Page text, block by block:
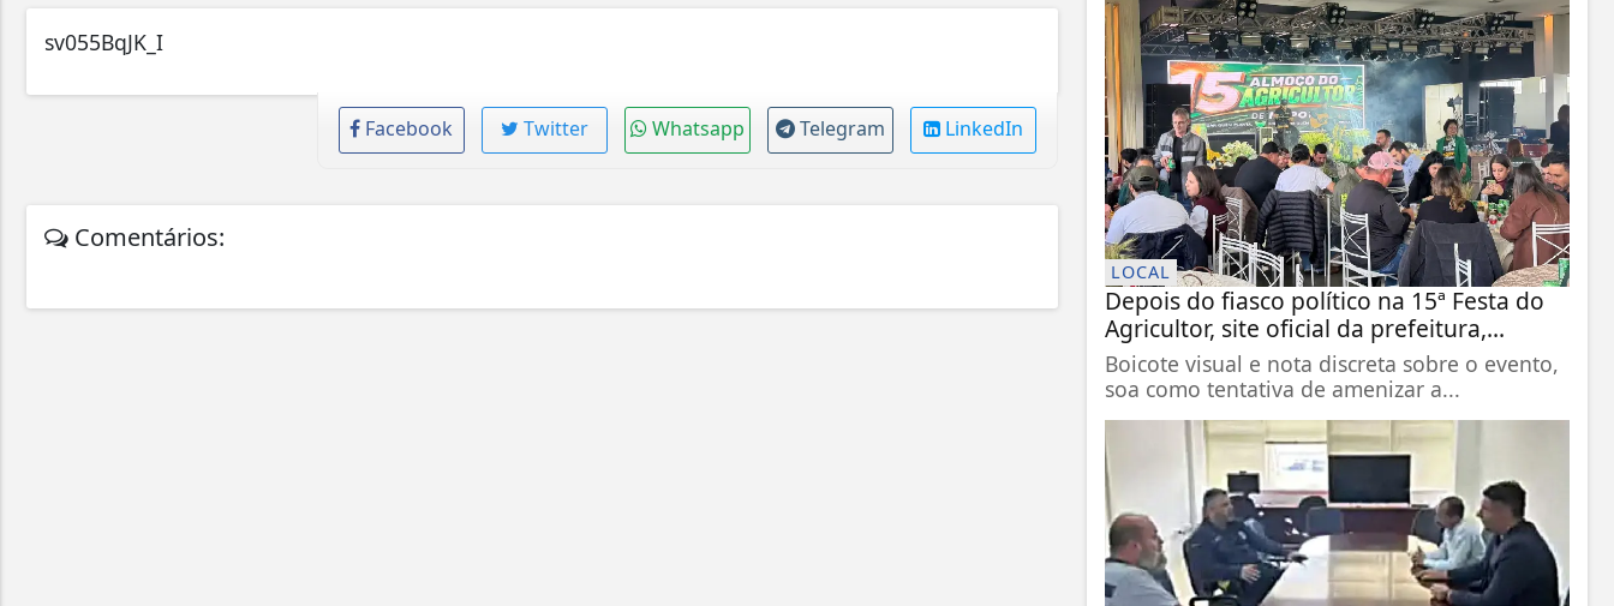
sv055BqJK_I
Facebook Twitter Whatsapp Telegram LinkedIn
Comentários:
LOCAL
Depois do fiasco político na 15ª Festa do
Agricultor, site oficial da prefeitura,...
Boicote visual e nota discreta sobre o evento,
soa como tentativa de amenizar a...